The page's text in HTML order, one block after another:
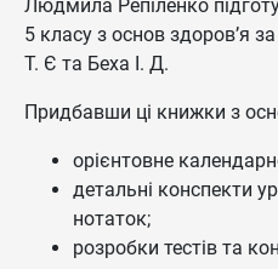
Людмила Репіленко
5 класу з основ здоров’я
Т. Є та Беха І. Д.
Придбавши ці книжки з
орієнтовне
детальні конспекти
нотаток;
розробки тестів та